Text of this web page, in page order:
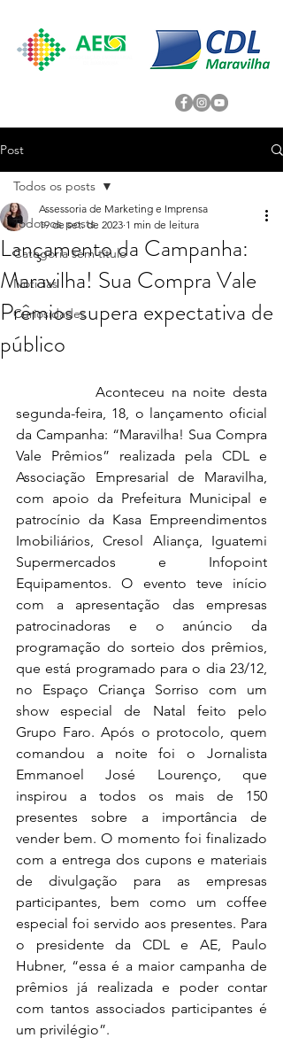
Post
Todos os posts
Categoria sem título
Noticias
Curiosidades
Todos os posts
Lançamento da Campanha:
Maravilha! Sua Compra Vale
Prêmios supera expectativa de
público
Assessoria de Marketing e Imprensa
19 de set. de 2023 1 min de leitura
            Aconteceu na noite desta
segunda-feira, 18, o lançamento oficial
da Campanha: “Maravilha! Sua Compra
Vale Prêmios” realizada pela CDL e
Associação Empresarial de Maravilha,
com apoio da Prefeitura Municipal e
patrocínio da Kasa Empreendimentos
Imobiliários, Cresol Aliança, Iguatemi
Supermercados e Infopoint
Equipamentos. O evento teve início
com a apresentação das empresas
patrocinadoras e o anúncio da
programação do sorteio dos prêmios,
que está programado para o dia 23/12,
no Espaço Criança Sorriso com um
show especial de Natal feito pelo
Grupo Faro. Após o protocolo, quem
comandou a noite foi o Jornalista
Emmanoel José Lourenço, que
inspirou a todos os mais de 150
presentes sobre a importância de
vender bem. O momento foi finalizado
com a entrega dos cupons e materiais
de divulgação para as empresas
participantes, bem como um coffee
especial foi servido aos presentes. Para
o presidente da CDL e AE, Paulo
Hubner, “essa é a maior campanha de
prêmios já realizada e poder contar
com tantos associados participantes é
um privilégio”.